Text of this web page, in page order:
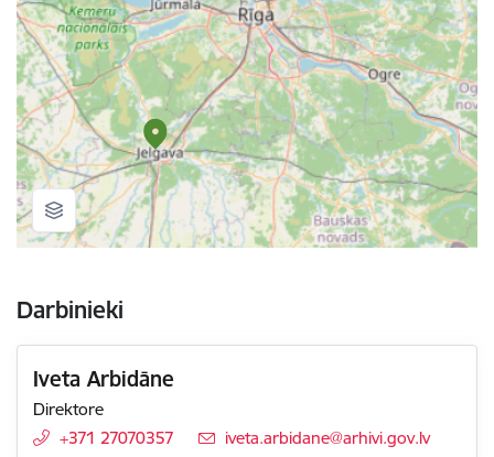
Darbinieki
Iveta Arbidāne
Direktore
+371 27070357
E-pasts:
iveta.arbidane@arhivi.gov.lv